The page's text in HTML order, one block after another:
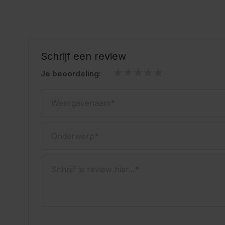
wassen. Volg altijd de wasinstructies op het label
te houden. Het materiaal droogt snel en blijft prettig
Schrijf een review
Je beoordeling: